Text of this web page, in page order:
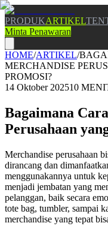
PRODUKARTIKEL
Minta Penawaran
HOME/ARTIKEL/
MERCHANDISE
PROMOSI?
14 Oktober 202510
Bagaimana
Perusahaan
Merchandise perusahaan
dirancang dan
menggunakannya untuk
menjadi jembatan yang
pelanggan, baik secara
tote bag, tumbler, sampai
merchandise yang tepat